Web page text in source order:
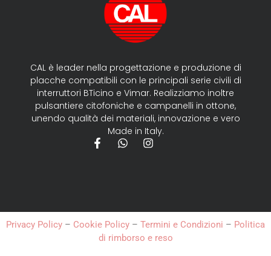
CAL è leader nella progettazione e produzione di
placche compatibili con le principali serie civili di
interruttori BTicino e Vimar. Realizziamo inoltre
pulsantiere citofoniche e campanelli in ottone,
unendo qualità dei materiali, innovazione e vero
Made in Italy.
Privacy Policy – Cookie Policy – Termini e Condizioni – Politica
di rimborso e reso